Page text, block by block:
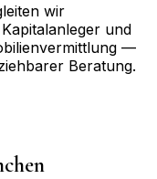
wir
und
—
Beratung.